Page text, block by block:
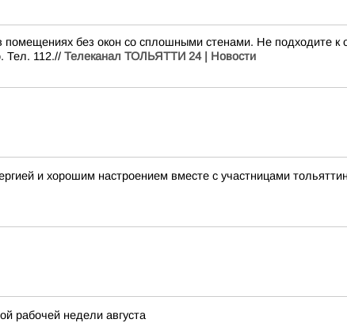
помещениях без окон со сплошными стенами. Не подходите
Тел. 112.// Телеканал ТОЛЬЯТТИ 24 | Новости
и хорошим настроением вместе с участницами
рабочей недели августа